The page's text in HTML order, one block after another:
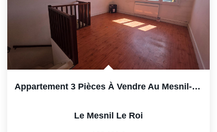
Qui Sommes-Nous
Nos Biens Vendus
Nos Avis Clients
Nos Actualités
FAQ
CONTACT
Appartement 3 Pièces À Vendre Au Mesnil-Le-Roi - Idéal...
Le Mesnil Le Roi